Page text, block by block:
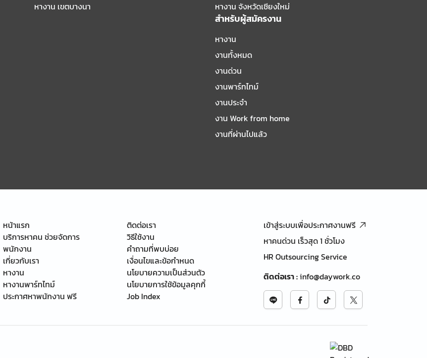
หางาน เขตบางนา
หางาน จังหวัดเชียงใหม่
สำหรับผู้สมัครงาน
หางาน
งานทั้งหมด
งานด่วน
งานพาร์ทไทม์
งานประจำ
งาน Work from home
งานที่ผ่านไปแล้ว
หน้าแรก
บริการหาคน ช่วยจัดการ
พนักงาน
เกี่ยวกับเรา
หางาน
หางานพาร์ทไทม์
ประกาศหาพนักงาน ฟรี
ติดต่อเรา
วิธีใช้งาน
คำถามที่พบบ่อย
เงื่อนไขและข้อกำหนด
นโยบายความเป็นส่วนตัว
นโยบายการใช้ข้อมูลคุกกี้
Job Index
เข้าสู่ระบบเพื่อประกาศงานฟรี
หาคนด่วน เร็วสุด 1 ชั่วโมง
HR Outsourcing Service
ติดต่อเรา:info@daywork.co